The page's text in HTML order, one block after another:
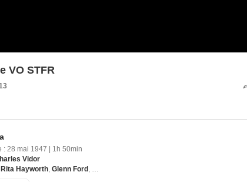
VO STFR
: 28 mai 1947
1h 50min
Vidor
Rita Hayworth, Glenn Ford , George Macready